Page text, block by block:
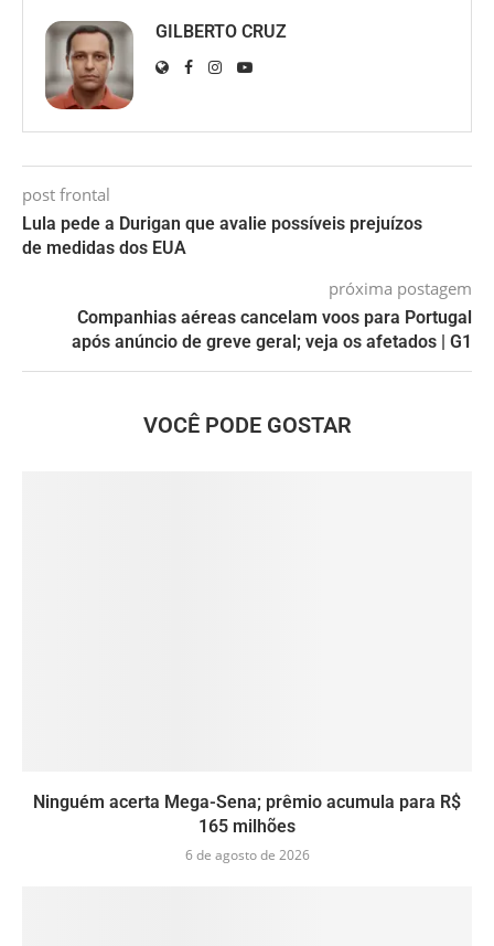
GILBERTO CRUZ
post frontal
Lula pede a Durigan que avalie possíveis prejuízos
de medidas dos EUA
próxima postagem
Companhias aéreas cancelam voos para Portugal
após anúncio de greve geral; veja os afetados | G1
VOCÊ PODE GOSTAR
Ninguém acerta Mega-Sena; prêmio acumula para R$
165 milhões
6 de agosto de 2026